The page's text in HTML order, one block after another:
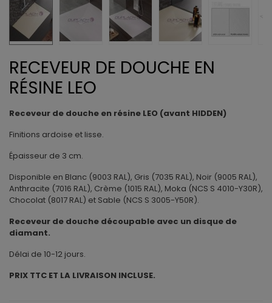
RECEVEUR DE DOUCHE EN
RÉSINE LEO
Receveur de douche en résine LEO (avant HIDDEN)
Finitions ardoise et lisse.
Épaisseur de 3 cm.
Disponible en Blanc (9003 RAL), Gris (7035 RAL), Noir (9005 RAL),
Anthracite (7016 RAL), Crème (1015 RAL), Moka (NCS S 4010-Y30R),
Chocolat (8017 RAL) et Sable (NCS S 3005-Y50R).
Receveur de douche découpable avec un disque de
diamant.
Délai de 10-12 jours.
PRIX TTC ET LA LIVRAISON INCLUSE.